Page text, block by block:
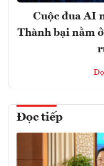
Cuộc đua AI
Thành bại nằm
Đọc tiếp